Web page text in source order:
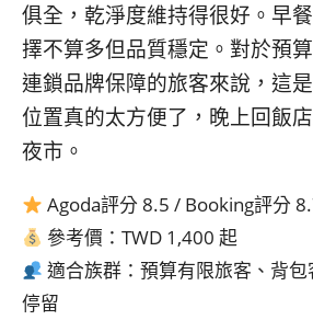
俱全，乾淨度維持得很好。早
擇不算多但品質穩定。對於預
連鎖品牌保障的旅客來說，這
位置真的太方便了，晚上回飯
夜市。
Agoda評分 8.5 / Booking評分
參考價：TWD 1,400 起
適合族群：預算有限旅客、背
停留